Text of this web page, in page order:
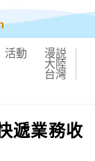
活動 漫説
大陸
台灣
遞業務收